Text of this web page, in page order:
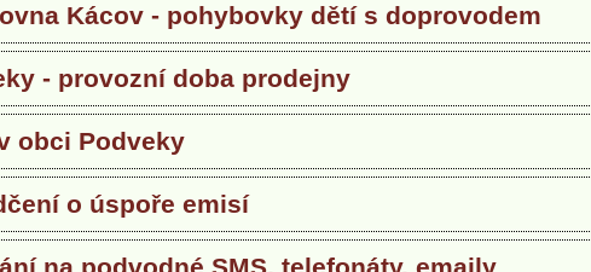
Kácov - pohybovky dětí s doprovodem
- provozní doba prodejny
obci Podveky
o úspoře emisí